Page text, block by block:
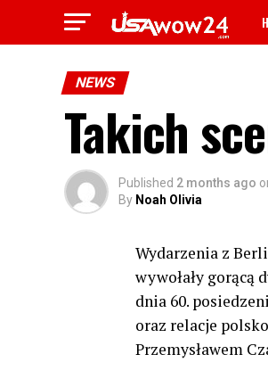
NEWS
Takich
Published 2 months ago
By Noah Olivia
Wydarzenia z
wywołały gorącą
dnia 60.
oraz relacje
Przemysławem